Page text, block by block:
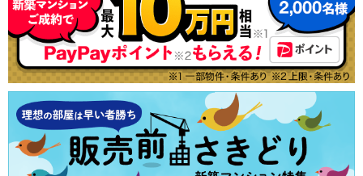
特集から探す テーマから探す
ランキングから探す 購入者の声から探す
新築一戸建て 中古一戸建て
注文住宅 土地
売却査定